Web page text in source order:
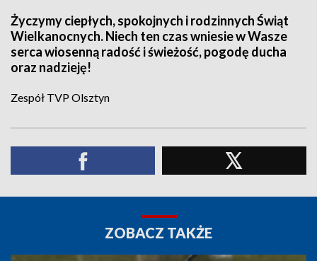
Życzymy ciepłych, spokojnych i rodzinnych Świąt
Wielkanocnych. Niech ten czas wniesie w Wasze
serca wiosenną radość i świeżość, pogodę ducha
oraz nadzieję!
Zespół TVP Olsztyn
ZOBACZ TAKŻE